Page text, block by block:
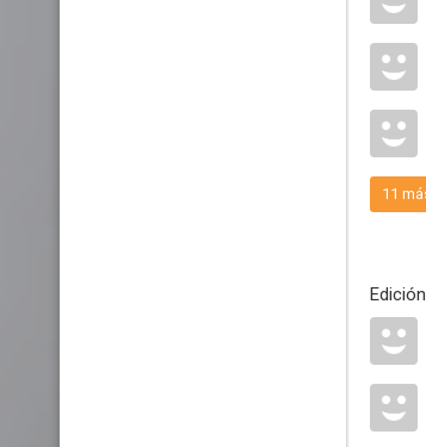
11
Edición